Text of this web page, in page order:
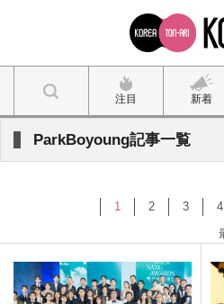
注目 新着
ParkBoyoung記事一覧
1 2 3 4